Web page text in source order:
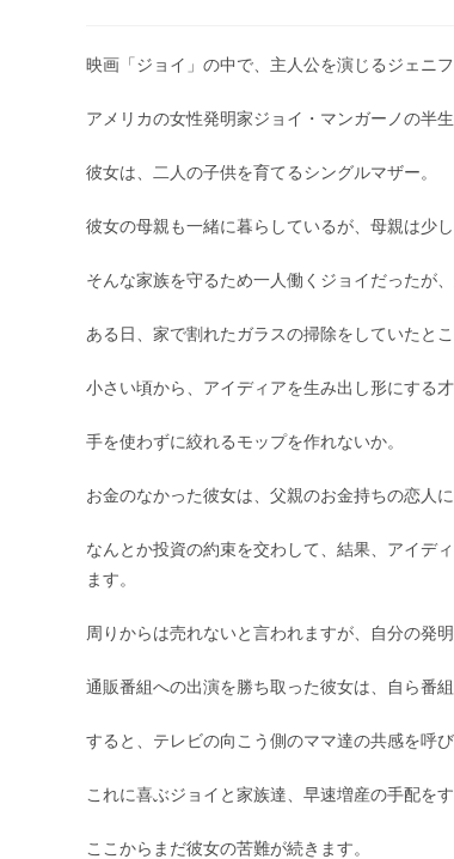
映画「ジョイ」の中で、主人公を演じるジェニ
アメリカの女性発明家ジョイ・マンガーノの半
彼女は、二人の子供を育てるシングルマザー。
彼女の母親も一緒に暮らしているが、母親は少
そんな家族を守るため一人働くジョイだったが
ある日、家で割れたガラスの掃除をしていたと
小さい頃から、アイディアを生み出し形にする
手を使わずに絞れるモップを作れないか。
お金のなかった彼女は、父親のお金持ちの恋人
なんとか投資の約束を交わして、結果、アイデ
ます。
周りからは売れないと言われますが、自分の発
通販番組への出演を勝ち取った彼女は、自ら番
すると、テレビの向こう側のママ達の共感を呼
これに喜ぶジョイと家族達、早速増産の手配をす
ここからまだ彼女の苦難が続きます。